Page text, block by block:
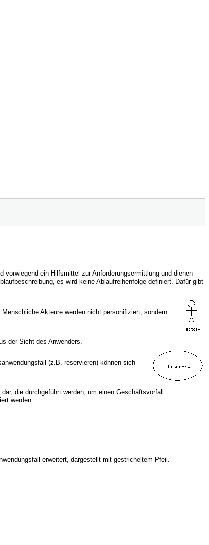
vorwiegend ein Hilfsmittel zur Anforderungsermittlung und dienen
es wird keine Ablaufreihenfolge definiert. Dafür gibt
Akteure werden nicht personifiziert, sondern
der Sicht des Anwenders.
(z.B. reservieren) können sich
die durchgeführt werden, um einen Geschäftsvorfall
werden.
erweitert, dargestellt mit gestricheltem Pfeil.